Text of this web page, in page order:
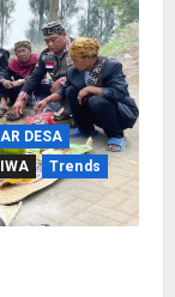
DESA
Trends